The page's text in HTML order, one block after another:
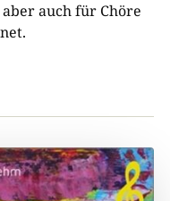
auch für Chöre